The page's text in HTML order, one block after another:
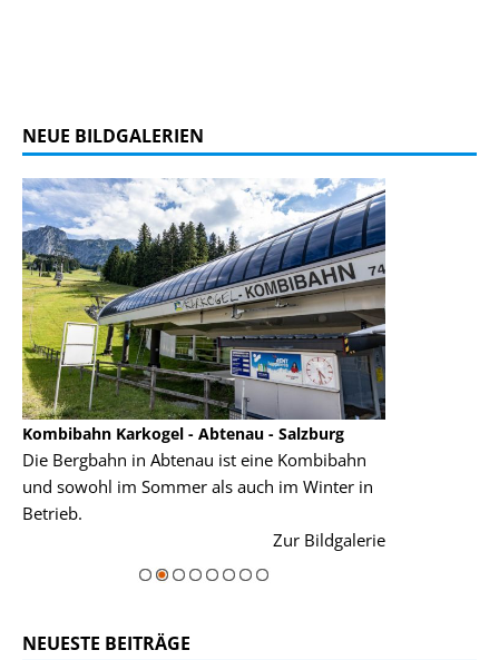
NEUE BILDGALERIEN
Kombibahn Karkogel - Abtenau - Salzburg
Die Bergbahn in Abtenau ist eine Kombibahn
und sowohl im Sommer als auch im Winter in
Betrieb.
Zur Bildgalerie
NEUESTE BEITRÄGE